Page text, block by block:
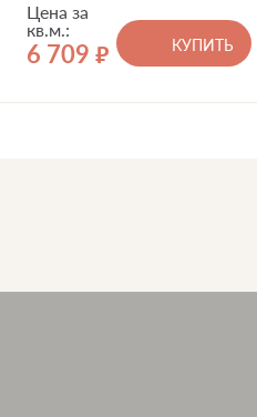
Цена за
кв.м.:
6 709 руб.
КУПИТЬ